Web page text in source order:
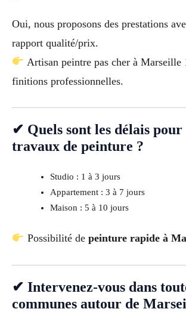
Oui, nous proposons des prestations
rapport qualité/prix.
Artisan peintre pas cher à Marseille
finitions professionnelles.
✔ Quels sont les délais pour
travaux de peinture ?
Studio : 1 à 3 jours
Appartement : 3 à 7 jours
Maison : 5 à 10 jours
Possibilité de peinture rapide à
✔ Intervenez-vous dans
communes autour de